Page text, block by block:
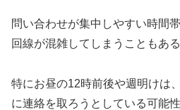
問い合わせが集中しやすい時間
回線が混雑してしまうこともある
特にお昼の12時前後や週明けは
に連絡を取ろうとしている可能